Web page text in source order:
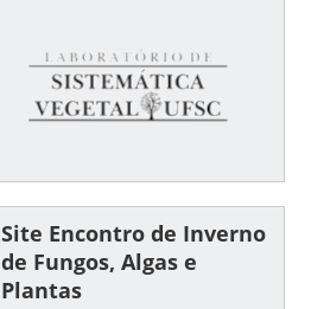
Site Encontro de Inverno
de Fungos, Algas e
Plantas